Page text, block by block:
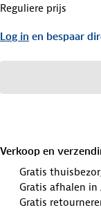
Reguliere prijs
Log in en bespaar
Verkoop en
Gratis
Gratis afhalen in
Gratis